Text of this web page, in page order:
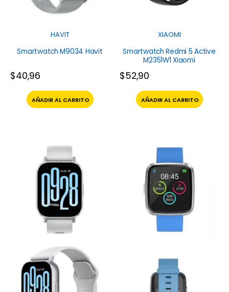
HAVIT
Smartwatch M9034 Havit
$40,96
AÑADIR AL CARRITO
XIAOMI
Smartwatch Redmi 5 Active
M2351W1 Xiaomi
$52,90
AÑADIR AL CARRITO